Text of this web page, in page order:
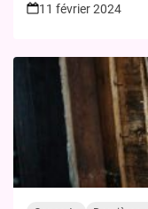
11 février 2024